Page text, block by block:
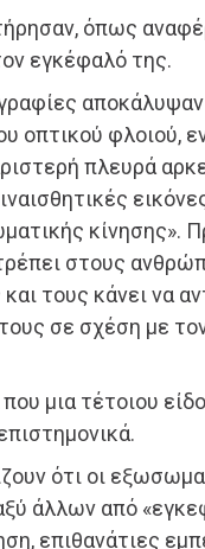
όπως
εγκέφαλό της.
οπτικού φλοιού,
πλευρά
κίνησης».
στους
τους κάνει να
σε σχέση με
μια τέτοιου
ότι οι
άλλων από
επιθανάτιες